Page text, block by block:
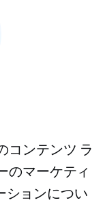
コンテンツ ラ
のマーケティ
ションについ